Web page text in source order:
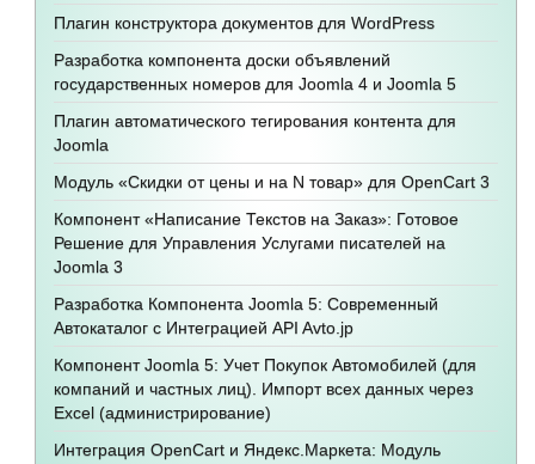
Плагин конструктора документов для WordPress
Разработка компонента доски объявлений
государственных номеров для Joomla 4 и Joomla 5
Плагин автоматического тегирования контента для
Joomla
Модуль «Скидки от цены и на N товар» для OpenCart 3
Компонент «Написание Текстов на Заказ»: Готовое
Решение для Управления Услугами писателей на
Joomla 3
Разработка Компонента Joomla 5: Современный
Автокаталог с Интеграцией API Avto.jp
Компонент Joomla 5: Учет Покупок Автомобилей (для
компаний и частных лиц). Импорт всех данных через
Excel (администрирование)
Интеграция OpenCart и Яндекс.Маркета: Модуль